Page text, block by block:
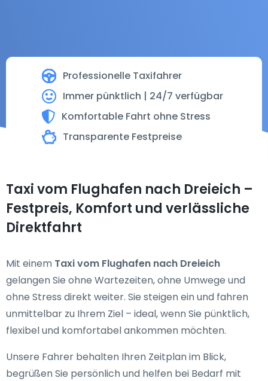
Professionelle Taxifahrer
Immer pünktlich | 24/7 verfügbar
Komfortable Fahrt ohne Stress
Transparente Festpreise
Taxi vom Flughafen nach Dreieich –
Festpreis, Komfort und verlässliche
Direktfahrt
Mit einem Taxi vom Flughafen nach Dreieich
gelangen Sie ohne Wartezeiten, ohne Umwege und
ohne Stress direkt weiter. Sie steigen ein und fahren
unmittelbar zu Ihrem Ziel – ideal, wenn Sie pünktlich,
flexibel und komfortabel ankommen möchten.
Unsere Fahrer behalten Ihren Zeitplan im Blick,
begrüßen Sie persönlich und helfen bei Bedarf mit